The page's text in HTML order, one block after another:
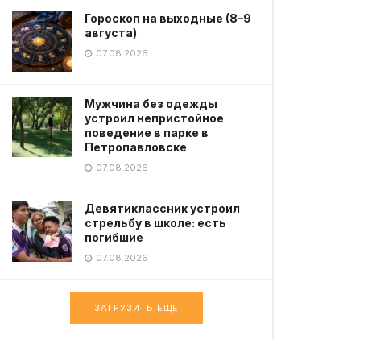
Гороскоп на выходные (8–9
августа)
07.08.2026
Мужчина без одежды
устроил непристойное
поведение в парке в
Петропавловске
07.08.2026
Девятиклассник устроил
стрельбу в школе: есть
погибшие
07.08.2026
ЗАГРУЗИТЬ ЕЩЕ